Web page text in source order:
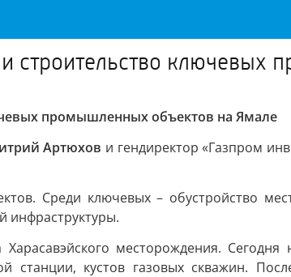
строительство ключевых
промышленных объектов на Ямале
Артюхов и гендиректор «Газпром
Среди ключевых – обустройство
инфраструктуры.
месторождения.
станции, кустов газовых скважин.